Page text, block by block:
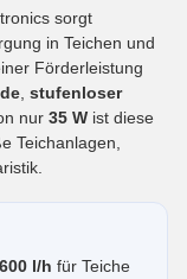
sorgt
in Teichen und
Förderleistung
stufenloser
nur 35 W ist diese
Teichanlagen,
l/h für Teiche